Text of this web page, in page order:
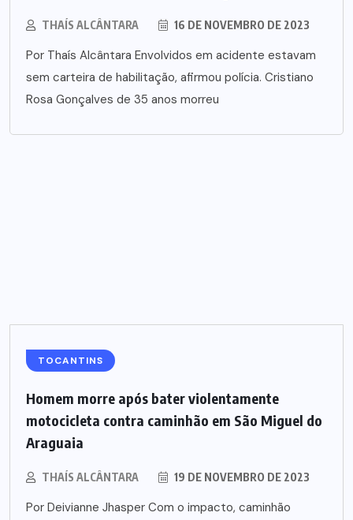
THAÍS ALCÂNTARA 16 DE NOVEMBRO DE 2023
Por Thaís Alcântara Envolvidos em acidente estavam
sem carteira de habilitação, afirmou polícia. Cristiano
Rosa Gonçalves de 35 anos morreu
TOCANTINS
Homem morre após bater violentamente
motocicleta contra caminhão em São Miguel do
Araguaia
THAÍS ALCÂNTARA 19 DE NOVEMBRO DE 2023
Por Deivianne Jhasper Com o impacto, caminhão